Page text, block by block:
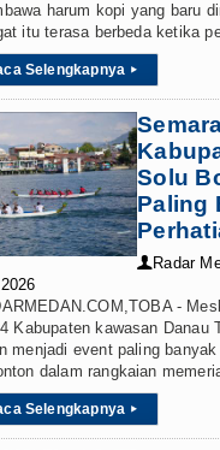
harum kopi yang baru
itu terasa berbeda ketika
Selengkapnya ▸
Solu
Paling
👤 Radar
-
Kabupaten kawasan Danau
menjadi event paling
dalam rangkaian
Selengkapnya ▸